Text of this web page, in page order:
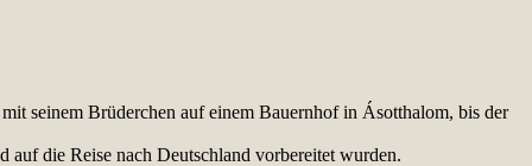
seinem Brüderchen auf einem Bauernhof in Ásotthalom, bis der
auf die Reise nach Deutschland vorbereitet wurden.